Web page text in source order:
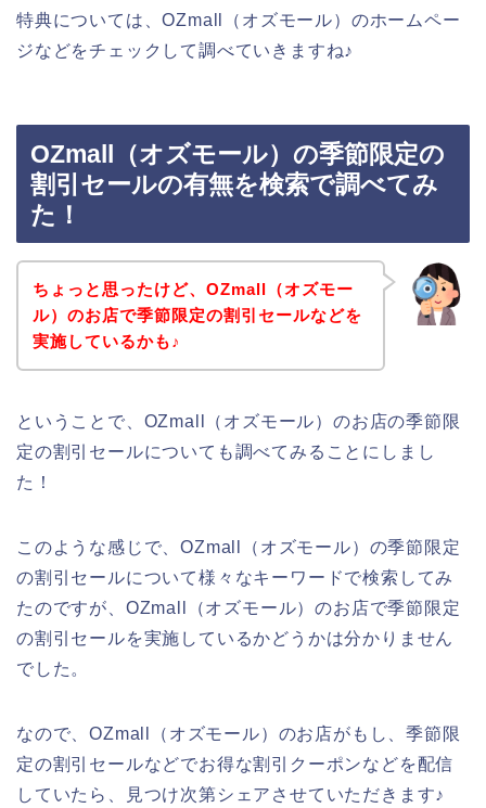
特典については、OZmall（オズモール）のホームペー
ジなどをチェックして調べていきますね♪
OZmall（オズモール）の季節限定の
割引セールの有無を検索で調べてみ
た！
ちょっと思ったけど、OZmall（オズモー
ル）のお店で季節限定の割引セールなどを
実施しているかも♪
ということで、OZmall（オズモール）のお店の季節限
定の割引セールについても調べてみることにしまし
た！
このような感じで、OZmall（オズモール）の季節限定
の割引セールについて様々なキーワードで検索してみ
たのですが、OZmall（オズモール）のお店で季節限定
の割引セールを実施しているかどうかは分かりません
でした。
なので、OZmall（オズモール）のお店がもし、季節限
定の割引セールなどでお得な割引クーポンなどを配信
していたら、見つけ次第シェアさせていただきます♪